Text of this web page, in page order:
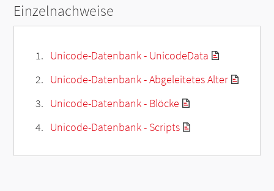
Einzelnachweise
Unicode-Datenbank - UnicodeData
Unicode-Datenbank - Abgeleitetes Alter
Unicode-Datenbank - Blöcke
Unicode-Datenbank - Scripts